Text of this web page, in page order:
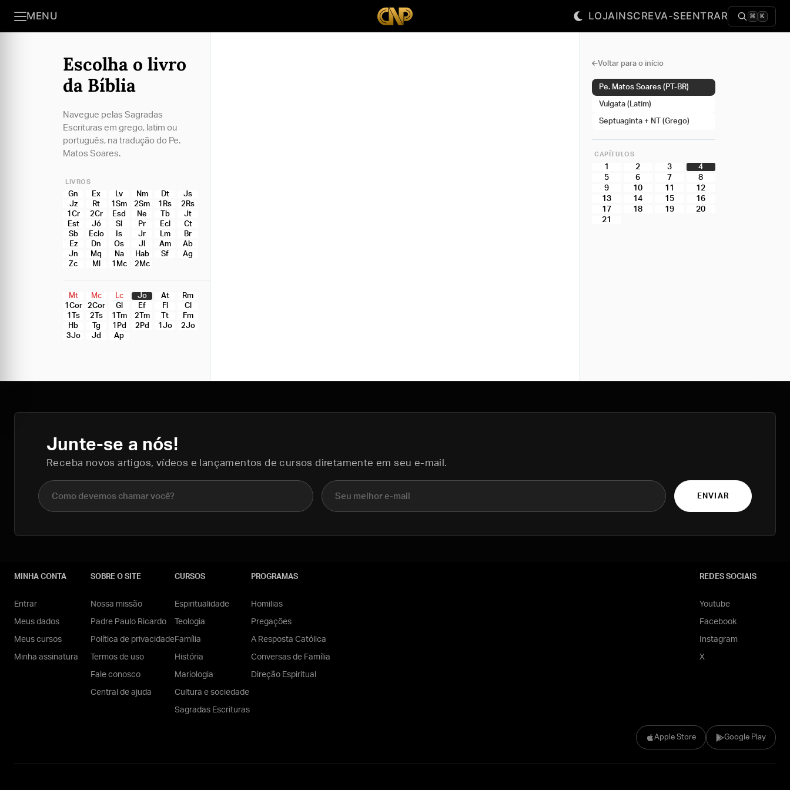
MENU LOJAINSCREVA-SEENTRAR ⌘ K
Escolha o livro
da Bíblia
Navegue pelas Sagradas
Escrituras em grego, latim ou
português, na tradução do Pe.
Matos Soares.
LIVROS
Gn Ex Lv Nm Dt
Js
Jz
Rt 1Sm 2Sm 1Rs
2Rs
1Cr
2Cr Esd Ne Tb
Jt
Est
Jó Sl Pr Ecl
Ct
Sb
Eclo Is Jr Lm
Br
Ez
Dn Os Jl Am
Ab
Jn
Mq Na Hab Sf
Ag
Zc
Ml 1Mc 2Mc
Mt Mc Lc Jo At
Rm
1Cor
2Cor Gl Ef Fl
Cl
1Ts
2Ts 1Tm 2Tm Tt
Fm
Hb
Tg 1Pd 2Pd 1Jo
2Jo
3Jo
Jd Ap
Voltar para o início
Pe. Matos Soares (PT-BR)
Vulgata (Latim)
Septuaginta + NT (Grego)
CAPÍTULOS
1 2 3
4
5
6 7
8
9
10 11
12
13
14 15
16
17
18 19
20
21
Junte-se a nós!
Receba novos artigos, vídeos e lançamentos de cursos diretamente em seu e-mail.
Nome completo E-mail
ENVIAR
Apple Store Google Play
MINHA CONTA
Entrar
Meus dados
Meus cursos
Minha assinatura
SOBRE O SITE
Nossa missão
Padre Paulo Ricardo
Política de privacidade
Termos de uso
Fale conosco
Central de ajuda
CURSOS
Espiritualidade
Teologia
Família
História
Mariologia
Cultura e sociedade
Sagradas Escrituras
PROGRAMAS
Homilias
Pregações
A Resposta Católica
Conversas de Família
Direção Espiritual
REDES SOCIAIS
Youtube
Facebook
Instagram
X